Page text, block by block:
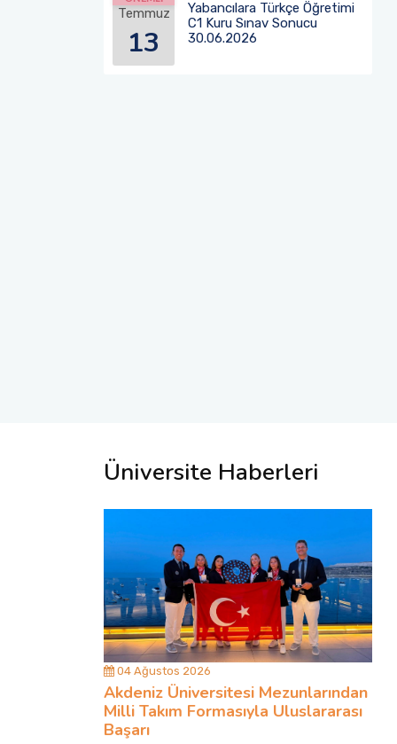
Temmuz
13
Yabancılara Türkçe Öğretimi
C1 Kuru Sınav Sonucu
30.06.2026
Üniversite Haberleri
04 Ağustos 2026
Akdeniz Üniversitesi Mezunlarından
Milli Takım Formasıyla Uluslararası
Başarı